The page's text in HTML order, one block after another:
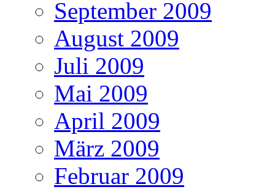
September 2009
August 2009
Juli 2009
Mai 2009
April 2009
März 2009
Februar 2009